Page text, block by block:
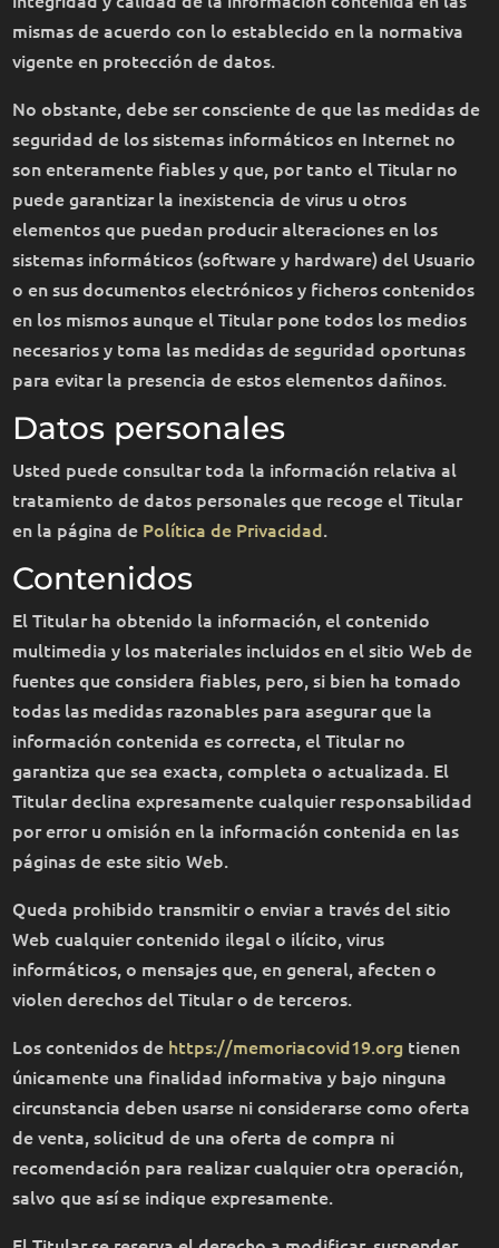
mismas de acuerdo con lo establecido en la normativa
vigente en protección de datos.
No obstante, debe ser consciente de que las medidas de
seguridad de los sistemas informáticos en Internet no
son enteramente fiables y que, por tanto el Titular no
puede garantizar la inexistencia de virus u otros
elementos que puedan producir alteraciones en los
sistemas informáticos (software y hardware) del Usuario
o en sus documentos electrónicos y ficheros contenidos
en los mismos aunque el Titular pone todos los medios
necesarios y toma las medidas de seguridad oportunas
para evitar la presencia de estos elementos dañinos.
Datos personales
Usted puede consultar toda la información relativa al
tratamiento de datos personales que recoge el Titular
en la página de Política de Privacidad.
Contenidos
El Titular ha obtenido la información, el contenido
multimedia y los materiales incluidos en el sitio Web de
fuentes que considera fiables, pero, si bien ha tomado
todas las medidas razonables para asegurar que la
información contenida es correcta, el Titular no
garantiza que sea exacta, completa o actualizada. El
Titular declina expresamente cualquier responsabilidad
por error u omisión en la información contenida en las
páginas de este sitio Web.
Queda prohibido transmitir o enviar a través del sitio
Web cualquier contenido ilegal o ilícito, virus
informáticos, o mensajes que, en general, afecten o
violen derechos del Titular o de terceros.
Los contenidos de https://memoriacovid19.org tienen
únicamente una finalidad informativa y bajo ninguna
circunstancia deben usarse ni considerarse como oferta
de venta, solicitud de una oferta de compra ni
recomendación para realizar cualquier otra operación,
salvo que así se indique expresamente.